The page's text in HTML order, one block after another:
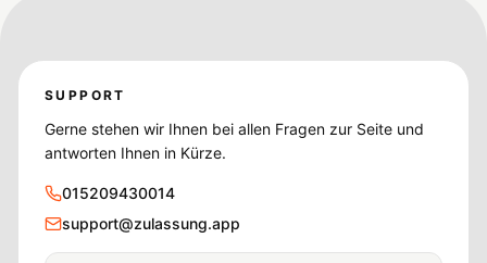
SUPPORT
Gerne stehen wir Ihnen bei allen Fragen zur Seite und
antworten Ihnen in Kürze.
015209430014
support@zulassung.app